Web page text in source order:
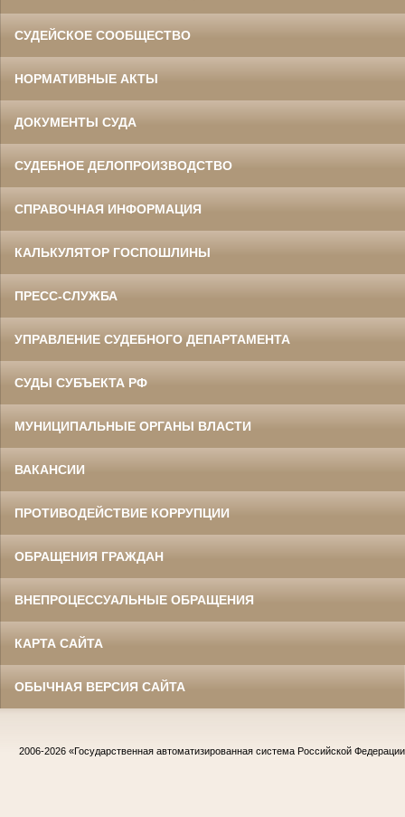
СУДЕЙСКОЕ СООБЩЕСТВО
НОРМАТИВНЫЕ АКТЫ
ДОКУМЕНТЫ СУДА
СУДЕБНОЕ ДЕЛОПРОИЗВОДСТВО
СПРАВОЧНАЯ ИНФОРМАЦИЯ
КАЛЬКУЛЯТОР ГОСПОШЛИНЫ
ПРЕСС-СЛУЖБА
УПРАВЛЕНИЕ СУДЕБНОГО ДЕПАРТАМЕНТА
СУДЫ СУБЪЕКТА РФ
МУНИЦИПАЛЬНЫЕ ОРГАНЫ ВЛАСТИ
ВАКАНСИИ
ПРОТИВОДЕЙСТВИЕ КОРРУПЦИИ
ОБРАЩЕНИЯ ГРАЖДАН
ВНЕПРОЦЕССУАЛЬНЫЕ ОБРАЩЕНИЯ
КАРТА САЙТА
ОБЫЧНАЯ ВЕРСИЯ САЙТА
2006-2026 «Государственная автоматизированная система Российской